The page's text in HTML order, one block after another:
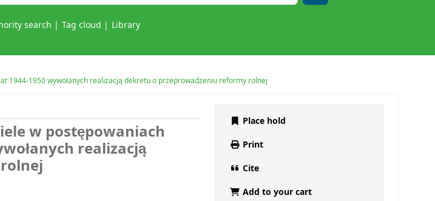
search Tag cloud Library
1944-1950 wywołanych realizacją dekretu o przeprowadzeniu reformy rolnej
w postępowaniach
realizacją
Place hold
Print
Cite
Add to your cart